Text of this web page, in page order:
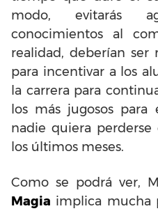
modo, evitarás
conocimientos al
realidad, deberían ser
para incentivar a los
la carrera para
los más jugosos
nadie quiera
los últimos meses.
Como se podrá ver,
Magia implica mucha